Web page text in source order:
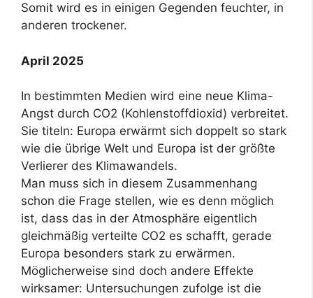
Somit wird es in einigen Gegenden feuchter, in
anderen trockener.
April 2025
In bestimmten Medien wird eine neue Klima-
Angst durch CO2 (Kohlenstoffdioxid) verbreitet.
Sie titeln: Europa erwärmt sich doppelt so stark
wie die übrige Welt und Europa ist der größte
Verlierer des Klimawandels.
Man muss sich in diesem Zusammenhang
schon die Frage stellen, wie es denn möglich
ist, dass das in der Atmosphäre eigentlich
gleichmäßig verteilte CO2 es schafft, gerade
Europa besonders stark zu erwärmen.
Möglicherweise sind doch andere Effekte
wirksamer: Untersuchungen zufolge ist die